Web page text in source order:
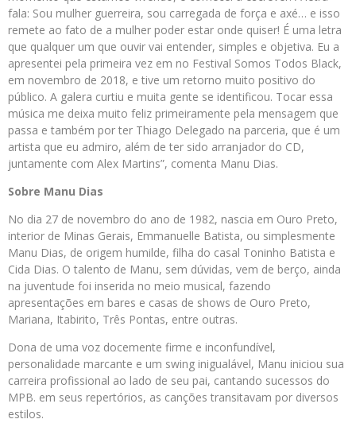
fala: Sou mulher guerreira, sou carregada de força e axé… e isso
remete ao fato de a mulher poder estar onde quiser! É uma letra
que qualquer um que ouvir vai entender, simples e objetiva. Eu a
apresentei pela primeira vez em no Festival Somos Todos Black,
em novembro de 2018, e tive um retorno muito positivo do
público. A galera curtiu e muita gente se identificou. Tocar essa
música me deixa muito feliz primeiramente pela mensagem que
passa e também por ter Thiago Delegado na parceria, que é um
artista que eu admiro, além de ter sido arranjador do CD,
juntamente com Alex Martins”, comenta Manu Dias.
Sobre Manu Dias
No dia 27 de novembro do ano de 1982, nascia em Ouro Preto,
interior de Minas Gerais, Emmanuelle Batista, ou simplesmente
Manu Dias, de origem humilde, filha do casal Toninho Batista e
Cida Dias. O talento de Manu, sem dúvidas, vem de berço, ainda
na juventude foi inserida no meio musical, fazendo
apresentações em bares e casas de shows de Ouro Preto,
Mariana, Itabirito, Três Pontas, entre outras.
Dona de uma voz docemente firme e inconfundível,
personalidade marcante e um swing inigualável, Manu iniciou sua
carreira profissional ao lado de seu pai, cantando sucessos do
MPB. em seus repertórios, as canções transitavam por diversos
estilos.